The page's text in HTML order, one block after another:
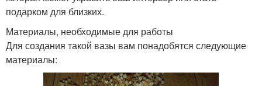
подарком для близких.
Материалы, необходимые для работы
Для создания такой вазы вам понадобятся следующие
материалы: